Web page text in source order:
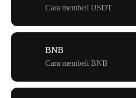
Cara membeli USDT
BNB
Cara membeli BNB